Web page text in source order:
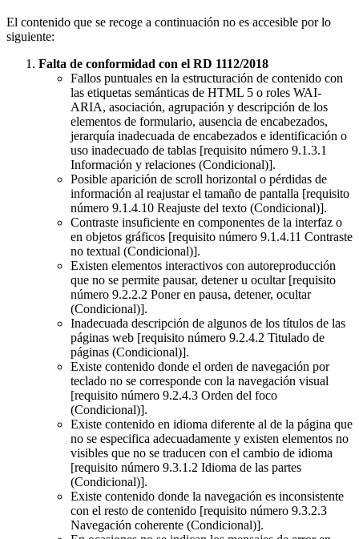
El contenido que se recoge a continuación no es accesible por lo
siguiente:
Falta de conformidad con el RD 1112/2018
Fallos puntuales en la estructuración de contenido con
las etiquetas semánticas de HTML 5 o roles WAI-
ARIA, asociación, agrupación y descripción de los
elementos de formulario, ausencia de encabezados,
jerarquía inadecuada de encabezados e identificación o
uso inadecuado de tablas [requisito número 9.1.3.1
Información y relaciones (Condicional)].
Posible aparición de scroll horizontal o pérdidas de
información al reajustar el tamaño de pantalla [requisito
número 9.1.4.10 Reajuste del texto (Condicional)].
Contraste insuficiente en componentes de la interfaz o
en objetos gráficos [requisito número 9.1.4.11 Contraste
no textual (Condicional)].
Existen elementos interactivos con autoreproducción
que no se permite pausar, detener u ocultar [requisito
número 9.2.2.2 Poner en pausa, detener, ocultar
(Condicional)].
Inadecuada descripción de algunos de los títulos de las
páginas web [requisito número 9.2.4.2 Titulado de
páginas (Condicional)].
Existe contenido donde el orden de navegación por
teclado no se corresponde con la navegación visual
[requisito número 9.2.4.3 Orden del foco
(Condicional)].
Existe contenido en idioma diferente al de la página que
no se especifica adecuadamente y existen elementos no
visibles que no se traducen con el cambio de idioma
[requisito número 9.3.1.2 Idioma de las partes
(Condicional)].
Existe contenido donde la navegación es inconsistente
con el resto de contenido [requisito número 9.3.2.3
Navegación coherente (Condicional)].